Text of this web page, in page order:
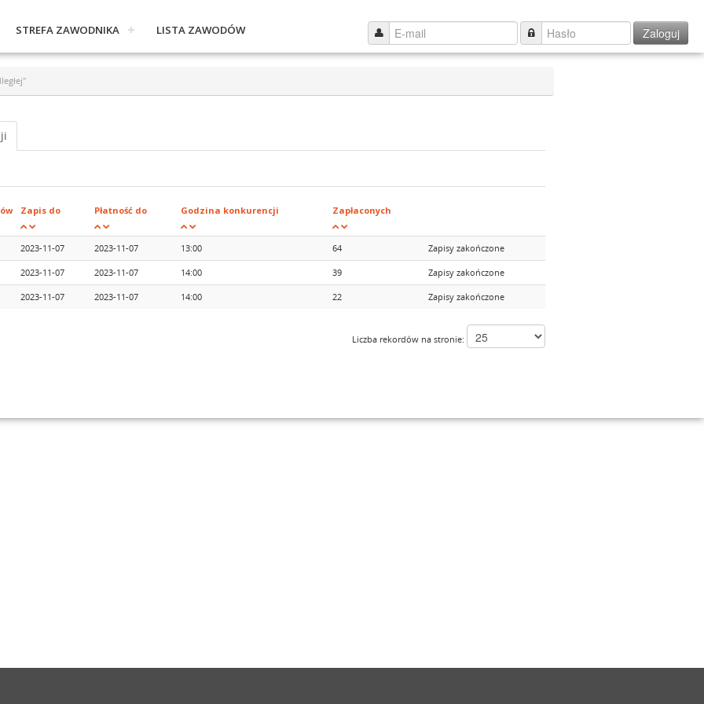
Zaloguj
STREFA ZAWODNIKA LISTA ZAWODÓW
Zapis do Płatność do Godzina konkurencji Zapłaconych
2023-11-07 2023-11-07 13:00 64 Zapisy zakończone
2023-11-07 2023-11-07 14:00 39 Zapisy zakończone
2023-11-07 2023-11-07 14:00 22 Zapisy zakończone
Liczba rekordów na stronie: